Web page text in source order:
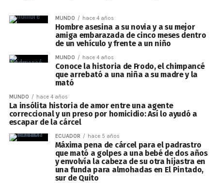
MUNDO hace 4 años
Hombre asesina a su novia y a su mejor
amiga embarazada de cinco meses dentro
de un vehículo y frente a un niño
MUNDO hace 4 años
Conoce la historia de Frodo, el chimpancé
que arrebató a una niña a su madre y la
mató
MUNDO hace 4 años
La insólita historia de amor entre una agente
correccional y un preso por homicidio: Así lo ayudó a
escapar de la cárcel
ECUADOR hace 5 años
Máxima pena de cárcel para el padrastro
que mató a golpes a una bebé de dos años
y envolvía la cabeza de su otra hijastra en
una funda para almohadas en El Pintado,
sur de Quito